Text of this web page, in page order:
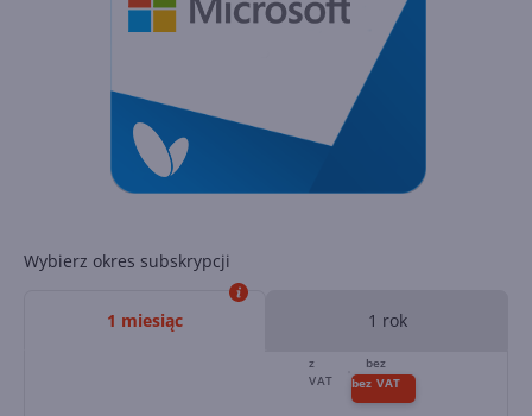
Wybierz okres subskrypcji
1 miesiąc 1 rok